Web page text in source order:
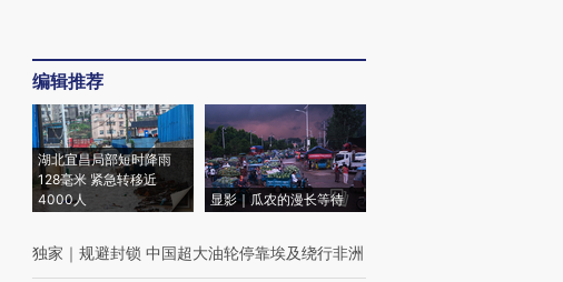
编辑推荐
湖北宜昌局部短时降雨
128毫米 紧急转移近
4000人
显影｜瓜农的漫长等待
独家 ｜ 规避封锁 中国超大油轮停靠埃及绕行非洲